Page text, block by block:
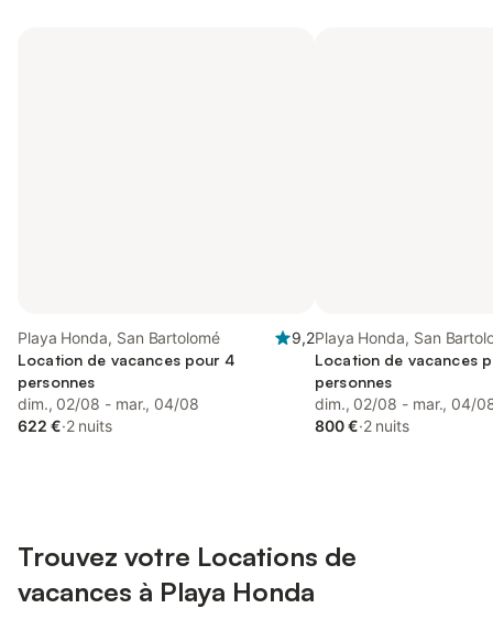
Playa Honda, San Bartolomé
9,2
Location de vacances pour 4
personnes
dim., 02/08 - mar., 04/08
622 €·2 nuits
Playa Honda, San
Location de vacances
personnes
dim., 02/08 - mar., 04/
800 €·2 nuits
Trouvez votre Locations de
vacances à Playa Honda